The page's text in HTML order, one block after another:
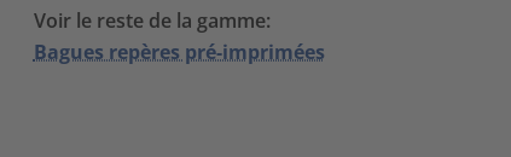
Voir le reste de la gamme:
Bagues repères pré-imprimées